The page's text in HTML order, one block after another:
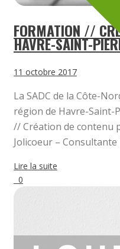
FORMATION //
HAVRE-SAINT-
11 octobre 2017
La SADC de la Côte-
région de Havre-Saint-
// Création de contenu
Jolicoeur – Consultante
Lire la suite
0